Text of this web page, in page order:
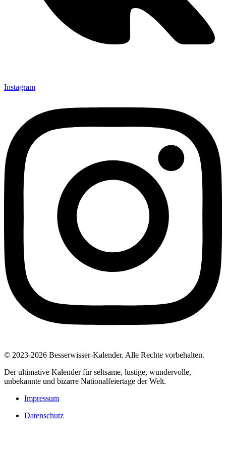
Instagram
© 2023-2026 Besserwisser-Kalender. Alle Rechte vorbehalten.
Der ultimative Kalender für seltsame, lustige, wundervolle,
unbekannte und bizarre Nationalfeiertage der Welt.
Impressum
Datenschutz